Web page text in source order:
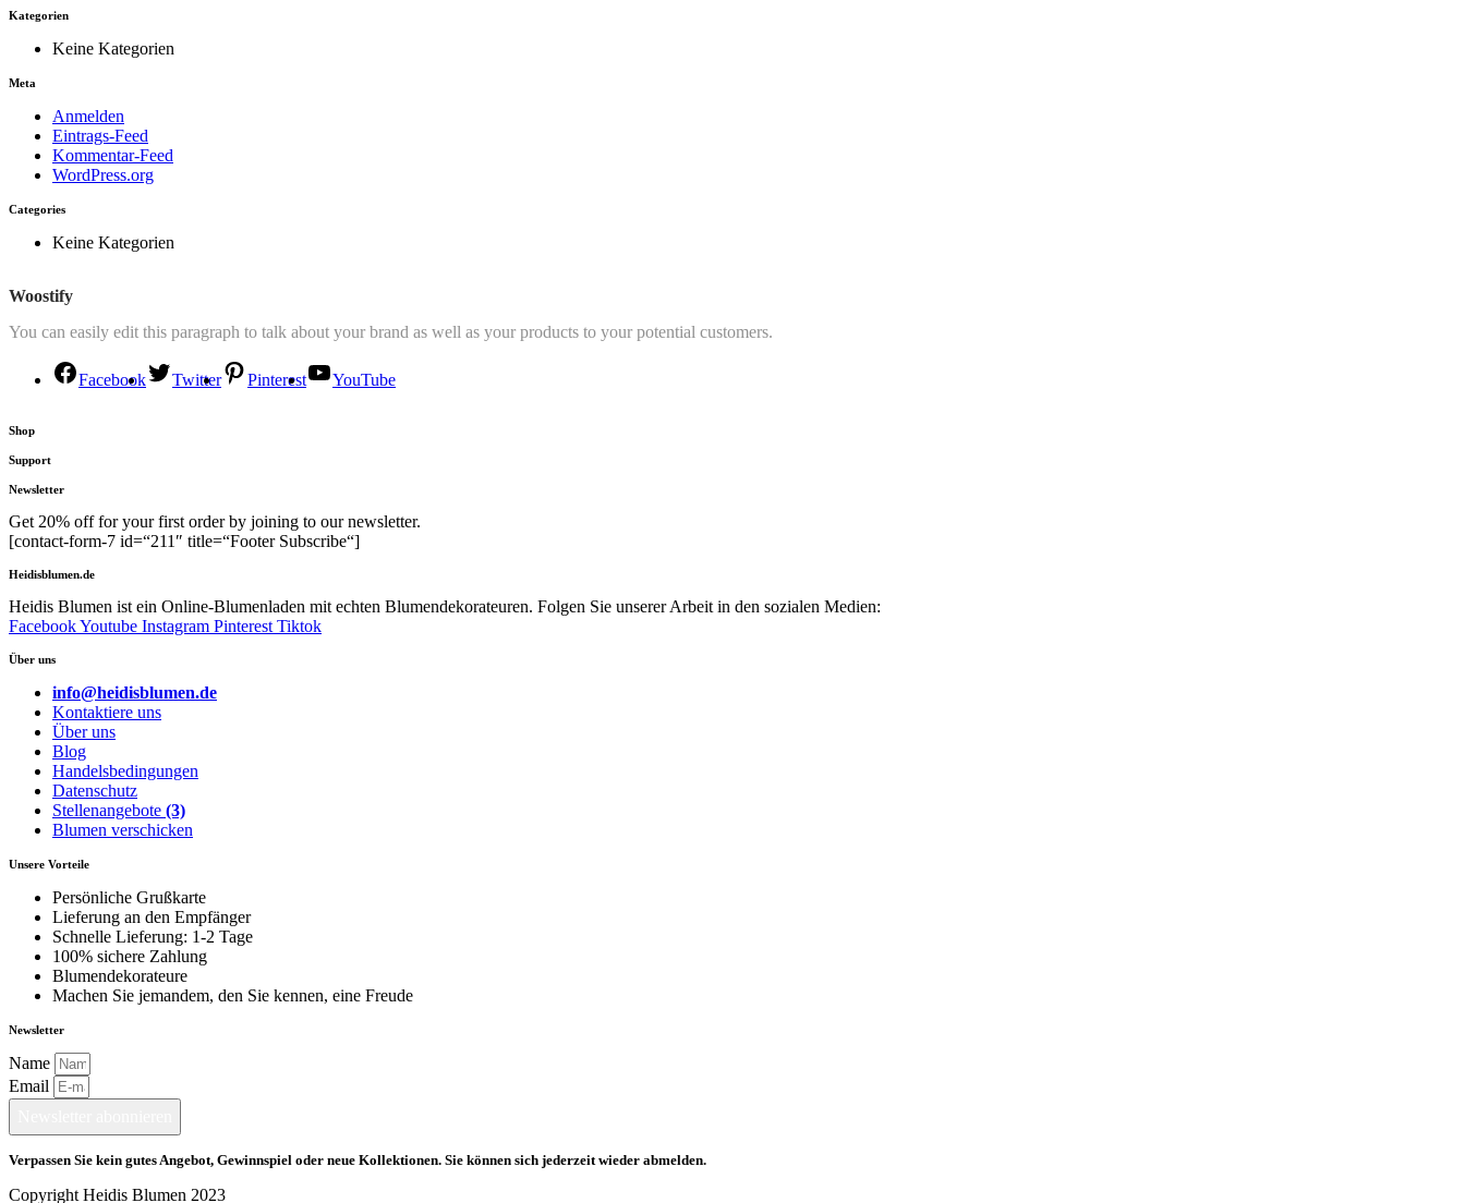
Kategorien
Keine Kategorien
Meta
Anmelden
Eintrags-Feed
Kommentar-Feed
WordPress.org
Categories
Keine Kategorien
Woostify
You can easily edit this paragraph to talk about your brand as well as your products to your potential customers.
Facebook Twitter Pinterest YouTube
Shop
Support
Newsletter
Get 20% off for your first order by joining to our newsletter.
[contact-form-7 id=“211″ title=“Footer Subscribe“]
Heidisblumen.de
Heidis Blumen ist ein Online-Blumenladen mit echten Blumendekorateuren. Folgen Sie unserer Arbeit in den sozialen Medien:
FacebookYoutube Instagram Pinterest Tiktok
Über uns
info@heidisblumen.de
Kontaktiere uns
Über uns
Blog
Handelsbedingungen
Datenschutz
Stellenangebote (3)
Blumen verschicken
Unsere Vorteile
Persönliche Grußkarte
Lieferung an den Empfänger
Schnelle Lieferung: 1-2 Tage
100% sichere Zahlung
Blumendekorateure
Machen Sie jemandem, den Sie kennen, eine Freude
Newsletter
Name
Email
Verpassen Sie kein gutes Angebot, Gewinnspiel oder neue Kollektionen. Sie können sich jederzeit wieder abmelden.
Copyright Heidis Blumen 2023